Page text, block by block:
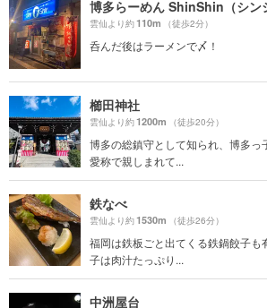
博多らーめん ShinShin（シン
雲仙より約110m （徒歩2分）
呑んだ後はラーメンで〆！
櫛田神社
雲仙より約1200m （徒歩20分）
博多の総鎮守として知られ、博多っ
愛称で親しまれて...
鉄なべ
雲仙より約1530m （徒歩26分）
福岡は鉄板ごと出てくる鉄鍋餃子も
子は肉汁たっぷり...
中洲屋台